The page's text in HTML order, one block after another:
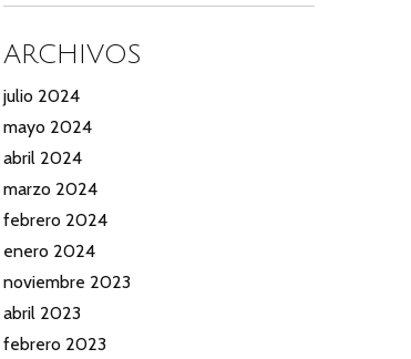
ARCHIVOS
julio 2024
mayo 2024
abril 2024
marzo 2024
febrero 2024
enero 2024
noviembre 2023
abril 2023
febrero 2023